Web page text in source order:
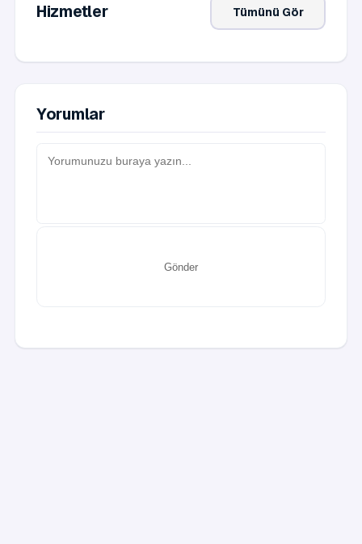
Hizmetler Tümünü Gör
Yorumlar
Gönder